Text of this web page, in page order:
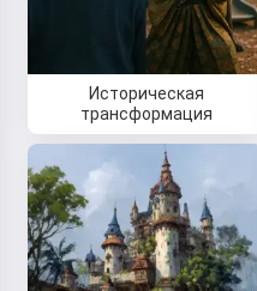
Историческая
трансформация